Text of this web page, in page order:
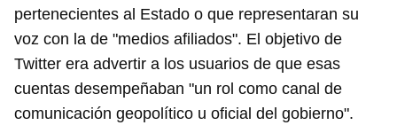
pertenecientes al Estado o que representaran su
voz con la de "medios afiliados". El objetivo de
Twitter era advertir a los usuarios de que esas
cuentas desempeñaban "un rol como canal de
comunicación geopolítico u oficial del gobierno".